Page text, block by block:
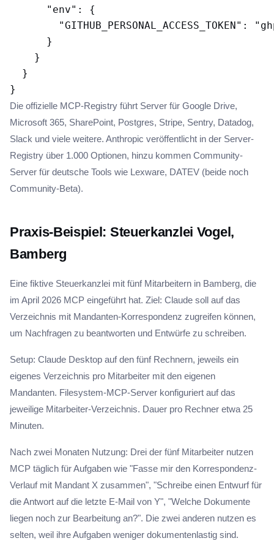
      "env": {
"GITHUB_PERSONAL_ACCESS_TOKEN":
      }
    }
  }
Die offizielle MCP-Registry führt Server für Google Drive,
Microsoft 365, SharePoint, Postgres, Stripe, Sentry, Datadog,
Slack und viele weitere. Anthropic veröffentlicht in der Server-
Registry über 1.000 Optionen, hinzu kommen Community-
Server für deutsche Tools wie Lexware, DATEV (beide noch
Community-Beta).
Praxis-Beispiel: Steuerkanzlei Vogel,
Bamberg
Eine fiktive Steuerkanzlei mit fünf Mitarbeitern in Bamberg, die
im April 2026 MCP eingeführt hat. Ziel: Claude soll auf das
Verzeichnis mit Mandanten-Korrespondenz zugreifen können,
um Nachfragen zu beantworten und Entwürfe zu schreiben.
Setup: Claude Desktop auf den fünf Rechnern, jeweils ein
eigenes Verzeichnis pro Mitarbeiter mit den eigenen
Mandanten. Filesystem-MCP-Server konfiguriert auf das
jeweilige Mitarbeiter-Verzeichnis. Dauer pro Rechner etwa 25
Minuten.
Nach zwei Monaten Nutzung: Drei der fünf Mitarbeiter nutzen
MCP täglich für Aufgaben wie "Fasse mir den Korrespondenz-
Verlauf mit Mandant X zusammen", "Schreibe einen Entwurf für
die Antwort auf die letzte E-Mail von Y", "Welche Dokumente
liegen noch zur Bearbeitung an?". Die zwei anderen nutzen es
selten, weil ihre Aufgaben weniger dokumentenlastig sind.